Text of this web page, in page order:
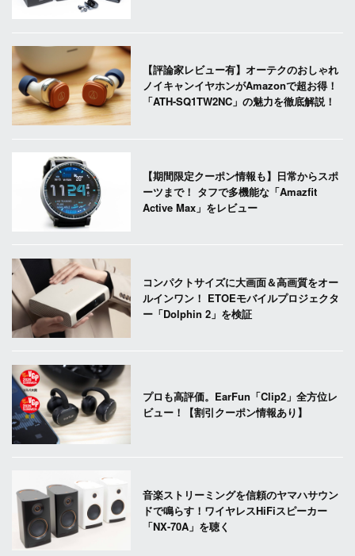
【評論家レビュー有】オーテクのおしゃれ
ノイキャンイヤホンがAmazonで超お得！
「ATH-SQ1TW2NC」の魅力を徹底解説！
【期間限定クーポン情報も】日常からスポ
ーツまで！ タフで多機能な「Amazfit
Active Max」をレビュー
コンパクトサイズに大画面＆高画質をオー
ルインワン！ ETOEモバイルプロジェクタ
ー「Dolphin 2」を検証
プロも高評価。EarFun「Clip2」全方位レ
ビュー！【割引クーポン情報あり】
音楽ストリーミングを信頼のヤマハサウン
ドで鳴らす！ワイヤレスHiFiスピーカー
「NX-70A」を聴く